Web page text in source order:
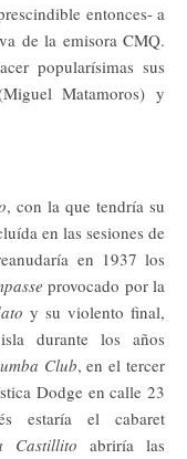
entonces- a
de la emisora CMQ.
popularísimas sus
Matamoros) y
, con la que tendría su
en las sesiones de
en 1937 los
provocado por la
y su violento final,
durante los años
Club, en el tercer
Dodge en calle 23
estaría el cabaret
Castillito abriría las